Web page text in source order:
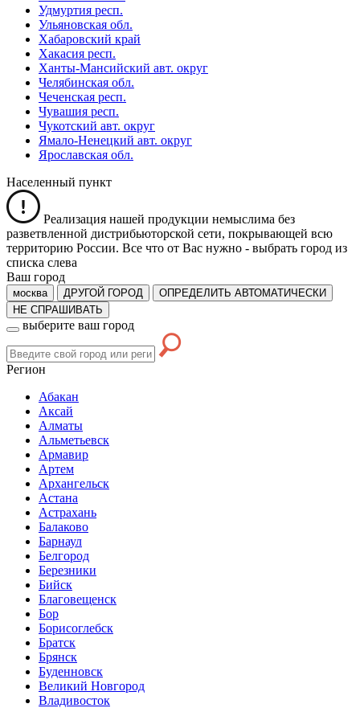
Удмуртия респ.
Ульяновская обл.
Хабаровский край
Хакасия респ.
Ханты-Мансийский авт. округ
Челябинская обл.
Чеченская респ.
Чувашия респ.
Чукотский авт. округ
Ямало-Ненецкий авт. округ
Ярославская обл.
Населенный пункт
Реализация нашей продукции немыслима без
разветвленной дистрибьюторской сети, покрывающей всю
территорию России. Все что от Вас нужно - выбрать город из
списка слева
Ваш город
москва ДРУГОЙ ГОРОД
ОПРЕДЕЛИТЬ АВТОМАТИЧЕСКИ
НЕ СПРАШИВАТЬ
выберите ваш город
Регион
Абакан
Аксай
Алматы
Альметьевск
Армавир
Артем
Архангельск
Астана
Астрахань
Балаково
Барнаул
Белгород
Березники
Бийск
Благовещенск
Бор
Борисоглебск
Братск
Брянск
Буденновск
Великий Новгород
Владивосток